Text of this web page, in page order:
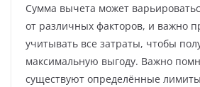
Сумма вычета может
от различных факторов, и важно
учитывать все затраты, чтобы
максимальную выгоду. Важно
существуют определённые